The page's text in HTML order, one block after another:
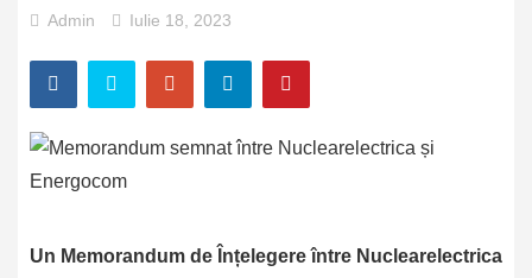
Admin Iulie 18, 2023
Un Memorandum de Înțelegere între Nuclearelectrica